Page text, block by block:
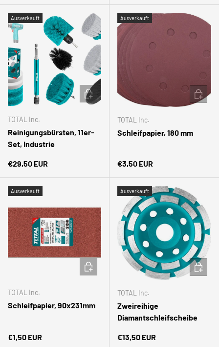
Ausverkauft
TOTAL Inc.
Reinigungsbürsten, 11er-
Set, Industrie
Normaler Preis
€29,50 EUR
IN DEN WARENKORB
Ausverkauft
TOTAL Inc.
Schleifpapier, 180 mm
Normaler Preis
€3,50 EUR
IN DEN
Ausverkauft
TOTAL Inc.
Schleifpapier, 90x231mm
Normaler Preis
€1,50 EUR
IN DEN WARENKORB
Ausverkauft
TOTAL Inc.
Zweireihige
Diamantschleifscheibe
Normaler Preis
€13,50 EUR
IN DEN